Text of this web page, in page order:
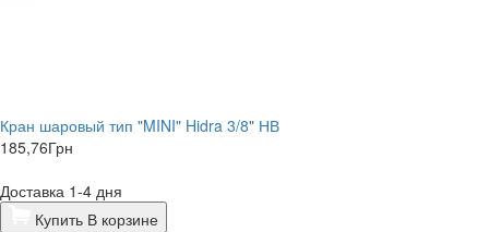
Кран шаровый тип "MINI" Hidra 3/8" НВ
185,76Грн
Доставка 1-4 дня
Купить В корзине